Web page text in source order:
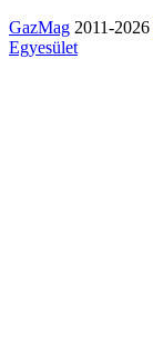
GazMag 2011-2026
Egyesület